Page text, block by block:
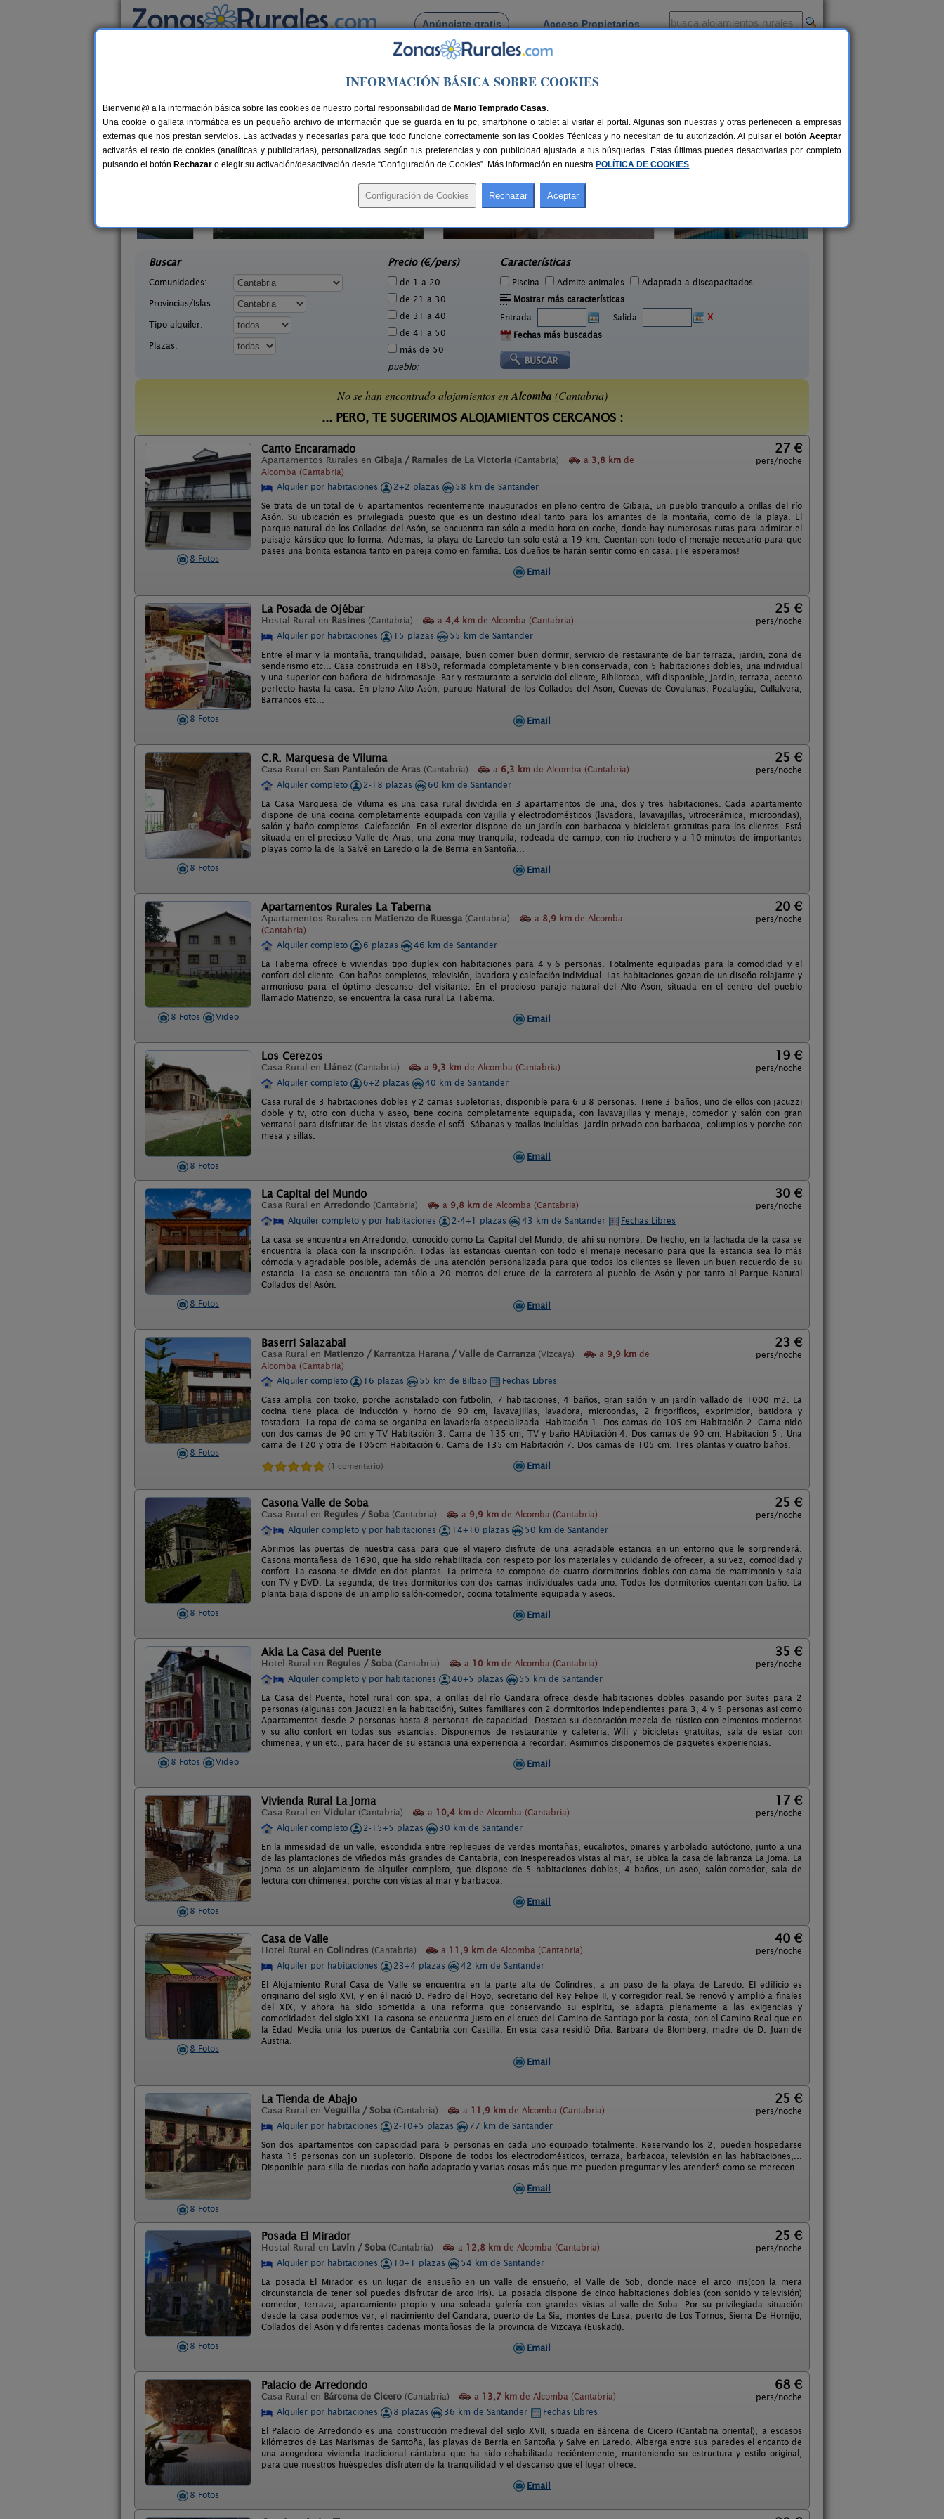
Anúnciate gratis Acceso Propietarios
Busca por pueblo
Casas Rurales cerca de Alcomba
24 €
El Trineo de Campoo
Buscar
Comunidades:
Provincias/Islas:
Tipo alquiler:
Plazas:
Precio (€/pers)
de 1 a 20
de 21 a 30
de 31 a 40
de 41 a 50
más de 50
pueblo:
Características
Piscina Admite animales
Adaptada a discapacitados
Mostrar más características
Entrada:
- Salida:
X
Fechas más buscadas
No se han encontrado alojamientos enAlcomba (Cantabria)
... PERO, TE SUGERIMOS ALOJAMIENTOS CERCANOS :
8 Fotos
Canto Encaramado
Apartamentos Rurales en Gibaja / Ramales de La Victoria (Cantabria) a 3,8 km de
Alcomba (Cantabria)
27 €
pers/noche
Alquiler por habitaciones 2+2 plazas
58 km de Santander
Se trata de un total de 6 apartamentos recientemente inaugurados en pleno centro de Gibaja, un pueblo tranquilo a orillas del río
Asón. Su ubicación es privilegiada puesto que es un destino ideal tanto para los amantes de la montaña, como de la playa. El
parque natural de los Collados del Asón, se encuentra tan sólo a media hora en coche, donde hay numerosas rutas para admirar el
paisaje kárstico que lo forma. Además, la playa de Laredo tan sólo está a 19 km. Cuentan con todo el menaje necesario para que
pases una bonita estancia tanto en pareja como en familia. Los dueños te harán sentir como en casa. ¡Te esperamos!
Email
8 Fotos
La Posada de Ojébar
Hostal Rural en Rasines (Cantabria) a 4,4 km de Alcomba (Cantabria)
25 €
pers/noche
Alquiler por habitaciones
15 plazas
55 km de Santander
Entre el mar y la montaña, tranquilidad, paisaje, buen comer buen dormir, servicio de restaurante de bar terraza, jardin, zona de
senderismo etc... Casa construida en 1850, reformada completamente y bien conservada, con 5 habitaciones dobles, una individual
y una superior con bañera de hidromasaje. Bar y restaurante a servicio del cliente, Biblioteca, wifi disponible, jardin, terraza, acceso
perfecto hasta la casa. En pleno Alto Asón, parque Natural de los Collados del Asón, Cuevas de Covalanas, Pozalagüa, Cullalvera,
Barrancos etc...
Email
8 Fotos
C.R. Marquesa de Viluma
Casa Rural en San Pantaleón de Aras (Cantabria) a 6,3 km de Alcomba (Cantabria)
25 €
pers/noche
Alquiler completo
2-18 plazas
60 km de Santander
La Casa Marquesa de Viluma es una casa rural dividida en 3 apartamentos de una, dos y tres habitaciones. Cada apartamento
dispone de una cocina completamente equipada con vajilla y electrodomésticos (lavadora, lavavajillas, vitrocerámica, microondas),
salón y baño completos. Calefacción. En el exterior dispone de un jardín con barbacoa y bicicletas gratuitas para los clientes. Está
situada en el precioso Valle de Aras, una zona muy tranquila, rodeada de campo, con rio truchero y a 10 minutos de importantes
playas como la de la Salvé en Laredo o la de Berria en Santoña...
Email
8 Fotos Video
Apartamentos Rurales La Taberna
Apartamentos Rurales en Matienzo de Ruesga (Cantabria) a 8,9 km de Alcomba
(Cantabria)
20 €
pers/noche
Alquiler completo 6 plazas
46 km de Santander
La Taberna ofrece 6 viviendas tipo duplex con habitaciones para 4 y 6 personas. Totalmente equipadas para la comodidad y el
confort del cliente. Con baños completos, televisión, lavadora y calefación individual. Las habitaciones gozan de un diseño relajante y
armonioso para el óptimo descanso del visitante. En el precioso paraje natural del Alto Ason, situada en el centro del pueblo
llamado Matienzo, se encuentra la casa rural La Taberna.
Email
8 Fotos
Los Cerezos
Casa Rural en Llánez (Cantabria) a 9,3 km de Alcomba (Cantabria)
19 €
pers/noche
Alquiler completo
6+2 plazas
40 km de Santander
Casa rural de 3 habitaciones dobles y 2 camas supletorias, disponible para 6 u 8 personas. Tiene 3 baños, uno de ellos con jacuzzi
doble y tv, otro con ducha y aseo, tiene cocina completamente equipada, con lavavajillas y menaje, comedor y salón con gran
ventanal para disfrutar de las vistas desde el sofá. Sábanas y toallas incluídas. Jardín privado con barbacoa, columpios y porche con
mesa y sillas.
Email
8 Fotos
La Capital del Mundo
Casa Rural en Arredondo (Cantabria) a 9,8 km de Alcomba (Cantabria)
30 €
pers/noche
Alquiler completo y por habitaciones
2-4+1 plazas 43 km de Santander
Fechas Libres
La casa se encuentra en Arredondo, conocido como La Capital del Mundo, de ahí su nombre. De hecho, en la fachada de la casa se
encuentra la placa con la inscripción. Todas las estancias cuentan con todo el menaje necesario para que la estancia sea lo más
cómoda y agradable posible, además de una atención personalizada para que todos los clientes se lleven un buen recuerdo de su
estancia. La casa se encuentra tan sólo a 20 metros del cruce de la carretera al pueblo de Asón y por tanto al Parque Natural
Collados del Asón.
Email
8 Fotos
Baserri Salazabal
Casa Rural en Matienzo / Karrantza Harana / Valle de Carranza (Vizcaya) a 9,9 km de
Alcomba (Cantabria)
23 €
pers/noche
Alquiler completo 16 plazas 55 km de Bilbao
Fechas Libres
Casa amplia con txoko, porche acristalado con futbolín, 7 habitaciones, 4 baños, gran salón y un jardín vallado de 1000 m2. La
cocina tiene placa de inducción y horno de 90 cm, lavavajillas, lavadora, microondas, 2 frigoríficos, exprimidor, batidora y
tostadora. La ropa de cama se organiza en lavadería especializada. Habitación 1. Dos camas de 105 cm Habitación 2. Cama nido
con dos camas de 90 cm y TV Habitación 3. Cama de 135 cm, TV y baño HAbitación 4. Dos camas de 90 cm. Habitación 5 : Una
cama de 120 y otra de 105cm Habitación 6. Cama de 135 cm Habitación 7. Dos camas de 105 cm. Tres plantas y cuatro baños.
(1 comentario) Email
8 Fotos
Casona Valle de Soba
Casa Rural en Regules / Soba (Cantabria) a 9,9 km de Alcomba (Cantabria)
25 €
pers/noche
Alquiler completo y por habitaciones
14+10 plazas
50 km de Santander
Abrimos las puertas de nuestra casa para que el viajero disfrute de una agradable estancia en un entorno que le sorprenderá.
Casona montañesa de 1690, que ha sido rehabilitada con respeto por los materiales y cuidando de ofrecer, a su vez, comodidad y
confort. La casona se divide en dos plantas. La primera se compone de cuatro dormitorios dobles con cama de matrimonio y sala
con TV y DVD. La segunda, de tres dormitorios con dos camas individuales cada uno. Todos los dormitorios cuentan con baño. La
planta baja dispone de un amplio salón-comedor, cocina totalmente equipada y aseos.
Email
8 Fotos Video
Akla La Casa del Puente
Hotel Rural en Regules / Soba (Cantabria) a 10 km de Alcomba (Cantabria)
35 €
pers/noche
Alquiler completo y por habitaciones
40+5 plazas
55 km de Santander
La Casa del Puente, hotel rural con spa, a orillas del río Gandara ofrece desde habitaciones dobles pasando por Suites para 2
personas (algunas con Jacuzzi en la habitación), Suites familiares con 2 dormitorios independientes para 3, 4 y 5 personas asi como
Apartamentos desde 2 personas hasta 8 personas de capacidad. Destaca su decoración mezcla de rústico con elmentos modernos
y su alto confort en todas sus estancias. Disponemos de restaurante y cafetería, Wifi y bicicletas gratuitas, sala de estar con
chimenea, y un etc., para hacer de su estancia una experiencia a recordar. Asimimos disponemos de paquetes experiencias.
Email
8 Fotos
Vivienda Rural La Joma
Casa Rural en Vidular (Cantabria) a 10,4 km de Alcomba (Cantabria)
17 €
pers/noche
Alquiler completo
2-15+5 plazas
30 km de Santander
En la inmesidad de un valle, escondida entre repliegues de verdes montañas, eucaliptos, pinares y arbolado autóctono, junto a una
de las plantaciones de viñedos más grandes de Cantabria, con inespereados vistas al mar, se ubica la casa de labranza La Joma. La
Joma es un alojamiento de alquiler completo, que dispone de 5 habitaciones dobles, 4 baños, un aseo, salón-comedor, sala de
lectura con chimenea, porche con vistas al mar y barbacoa.
Email
8 Fotos
Casa de Valle
Hotel Rural en Colindres (Cantabria) a 11,9 km de Alcomba (Cantabria)
40 €
pers/noche
Alquiler por habitaciones
23+4 plazas
42 km de Santander
El Alojamiento Rural Casa de Valle se encuentra en la parte alta de Colindres, a un paso de la playa de Laredo. El edificio es
originario del siglo XVI, y en él nació D. Pedro del Hoyo, secretario del Rey Felipe II, y corregidor real. Se renovó y amplió a finales
del XIX, y ahora ha sido sometida a una reforma que conservando su espíritu, se adapta plenamente a las exigencias y
comodidades del siglo XXI. La casona se encuentra justo en el cruce del Camino de Santiago por la costa, con el Camino Real que en
la Edad Media unía los puertos de Cantabria con Castilla. En esta casa residió Dña. Bárbara de Blomberg, madre de D. Juan de
Austria.
Email
8 Fotos
La Tienda de Abajo
Casa Rural en Veguilla / Soba (Cantabria) a 11,9 km de Alcomba (Cantabria)
25 €
pers/noche
Alquiler por habitaciones
2-10+5 plazas
77 km de Santander
Son dos apartamentos con capacidad para 6 personas en cada uno equipado totalmente. Reservando los 2, pueden hospedarse
hasta 15 personas con un supletorio. Dispone de todos los electrodomésticos, terraza, barbacoa, televisión en las habitaciones,...
Disponible para silla de ruedas con baño adaptado y varias cosas más que me pueden preguntar y les atenderé como se merecen.
Email
8 Fotos
Posada El Mirador
Hostal Rural en Lavín / Soba (Cantabria) a 12,8 km de Alcomba (Cantabria)
25 €
pers/noche
Alquiler por habitaciones
10+1 plazas
54 km de Santander
La posada El Mirador es un lugar de ensueño en un valle de ensueño, el Valle de Sob, donde nace el arco iris(con la mera
circunstancia de tener sol puedes disfrutar de arco iris). La posada dispone de cinco habitaciones dobles (con sonido y televisión)
comedor, terraza, aparcamiento propio y una soleada galería con grandes vistas al valle de Soba. Por su privilegiada situación
desde la casa podemos ver, el nacimiento del Gandara, puerto de La Sia, montes de Lusa, puerto de Los Tornos, Sierra De Hornijo,
Collados del Asón y diferentes cadenas montañosas de la provincia de Vizcaya (Euskadi).
Email
8 Fotos
Palacio de Arredondo
Casa Rural en Bárcena de Cicero (Cantabria) a 13,7 km de Alcomba (Cantabria)
68 €
pers/noche
Alquiler por habitaciones
8 plazas 36 km de Santander
Fechas Libres
El Palacio de Arredondo es una construcción medieval del siglo XVII, situada en Bárcena de Cicero (Cantabria oriental), a escasos
kilómetros de Las Marismas de Santoña, las playas de Berria en Santoña y Salve en Laredo. Alberga entre sus paredes el encanto de
una acogedora vivienda tradicional cántabra que ha sido rehabilitada reciéntemente, manteniendo su estructura y estilo original,
para que nuestros huéspedes disfruten de la tranquilidad y el descanso que el lugar ofrece.
Email
INFORMACIÓN BÁSICA SOBRE COOKIES
Bienvenid@ a la información básica sobre las cookies de nuestro portal responsabilidad de Mario Temprado Casas.
Una cookie o galleta informática es un pequeño archivo de información que se guarda en tu pc, smartphone o tablet al visitar el portal. Algunas son nuestras y otras pertenecen a empresas
externas que nos prestan servicios. Las activadas y necesarias para que todo funcione correctamente son las Cookies Técnicas y no necesitan de tu autorización. Al pulsar el botón Aceptar
activarás el resto de cookies (analíticas y publicitarias), personalizadas según tus preferencias y con publicidad ajustada a tus búsquedas. Estas últimas puedes desactivarlas por completo
pulsando el botón Rechazar o elegir su activación/desactivación desde “Configuración de Cookies”. Más información en nuestra POLÍTICA DE COOKIES.